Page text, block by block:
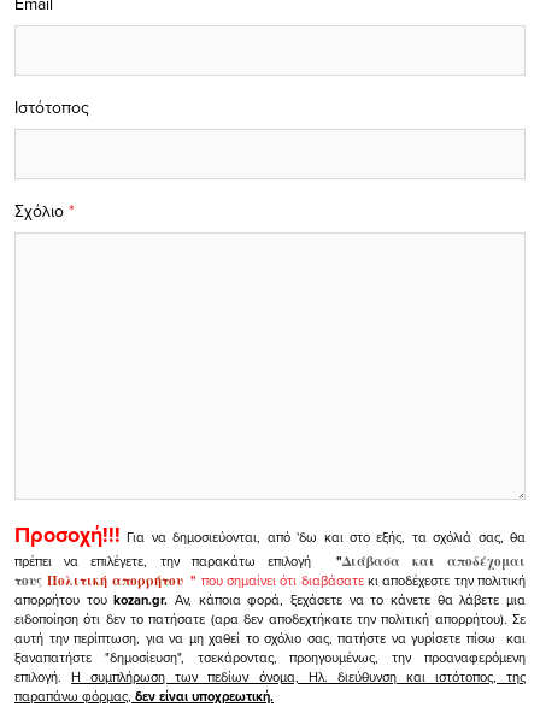
Σχόλιο *
Ιστότοπος
Προσοχή!!! Για να δημοσιεύονται, από 'δω και στο εξής, τα σχόλιά σας, θα
πρέπει να επιλέγετε, την παρακάτω επιλογή
"Διάβασα και αποδέχομαι
τουςΠολιτική απορρήτου" που σημαίνει ότι διαβάσατεκι αποδέχεστε την πολιτική
απορρήτου τουkozan.gr. Αν, κάποια φορά, ξεχάσετε να το κάνετε θα λάβετε μια
ειδοποίηση ότι δεν το πατήσατε (αρα δεν αποδεχτήκατε την πολιτική απορρήτου). Σε
αυτή την περίπτωση, για να μη χαθεί το σχόλιο σας, πατήστε να γυρίσετε πίσω και
ξαναπατήστε "δημοσίευση", τσεκάροντας, προηγουμένως, την προαναφερόμενη
επιλογή.Η συμπλήρωση των πεδίων όνομα, Ηλ. διεύθυνση και ιστότοπος, της
παραπάνω φόρμας, δεν είναι υποχρεωτική.